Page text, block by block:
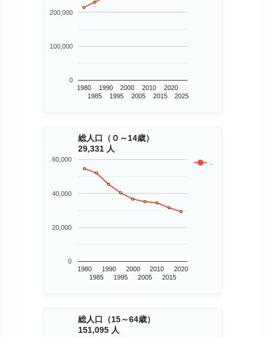
1980
1985
1990
1995
2000
2005
2010
2015
2020
2025
0
100,000
200,000
総人口（０～14歳）
29,331 人
..
1980
1985
1990
1995
2000
2005
2010
2015
2020
0
20,000
40,000
60,000
総人口（15～64歳）
151,095 人